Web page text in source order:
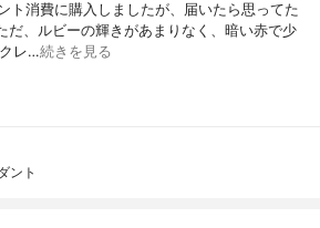
ト消費に購入しましたが、届いたら思ってた
だ、ルビーの輝きがあまりなく、暗い赤で少
レ…続きを見る
ント